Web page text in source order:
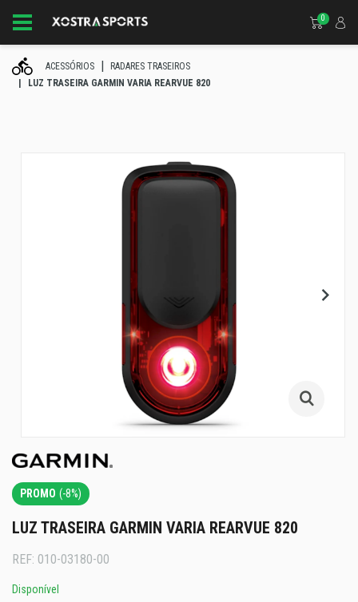
0
ACESSÓRIOS
RADARES TRASEIROS
LUZ TRASEIRA GARMIN VARIA REARVUE 820
PROMO (-8%)
LUZ TRASEIRA GARMIN VARIA REARVUE 820
REF: 010-03180-00
Disponível